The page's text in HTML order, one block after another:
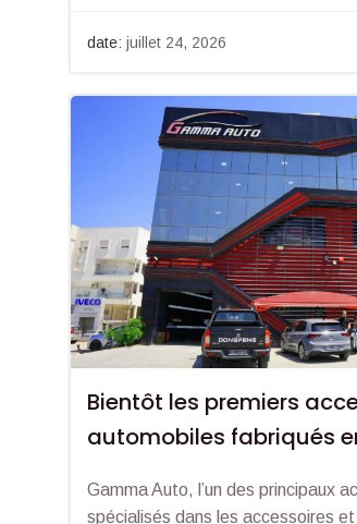
date: juillet 24, 2026
Bientôt les premiers
automobiles fabriqués
Gamma Auto, l’un des principaux
spécialisés dans les accessoires